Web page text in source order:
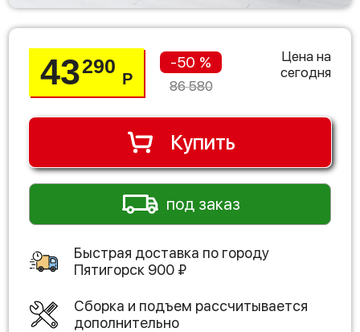
43290
Р
-50 %
86 580
Цена на
сегодня
Купить
под заказ
Быстрая доставка по городу
Пятигорск 900 ₽
Сборка и подъем рассчитывается
дополнительно